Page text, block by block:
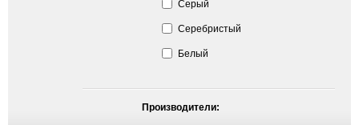
Серый
Серебристый
Белый
Производители: